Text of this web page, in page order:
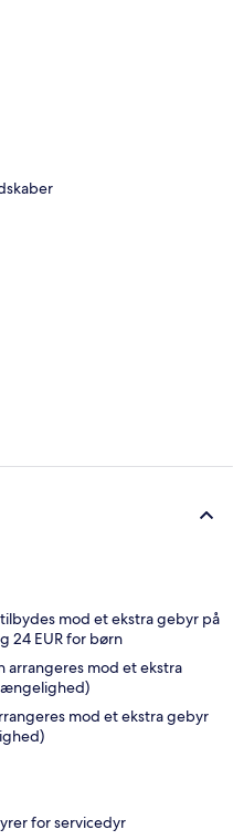
tilbydes mod et ekstra gebyr på
24 EUR for børn
arrangeres mod et ekstra
mod et ekstra gebyr
for servicedyr